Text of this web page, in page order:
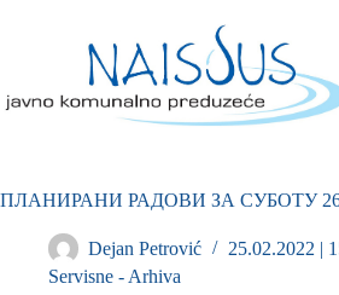
ПЛАНИРАНИ РАДОВИ ЗА СУБОТУ
Dejan Petrović
25.02.2022 |
Servisne - Arhiva